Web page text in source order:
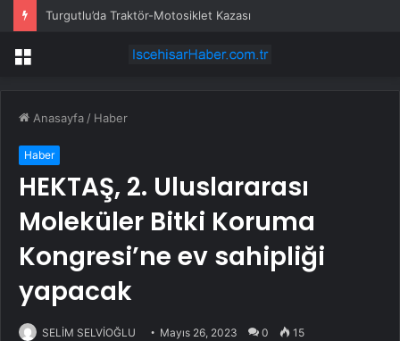
Turgutlu’da Traktör-Motosiklet Kazası
Menü
Anasayfa / Haber
Haber
HEKTAŞ, 2. Uluslararası
Moleküler Bitki Koruma
Kongresi’ne ev sahipliği
yapacak
SELİM SELVİOĞLU Mayıs 26, 2023 0 15